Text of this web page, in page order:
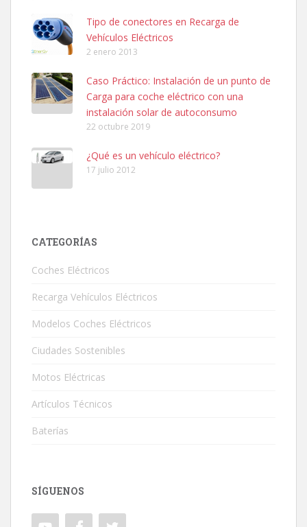
Tipo de conectores en Recarga de
Vehículos Eléctricos
2 enero 2013
Caso Práctico: Instalación de un punto de
Carga para coche eléctrico con una
instalación solar de autoconsumo
22 octubre 2019
¿Qué es un vehículo eléctrico?
17 julio 2012
CATEGORÍAS
Coches Eléctricos
Recarga Vehículos Eléctricos
Modelos Coches Eléctricos
Ciudades Sostenibles
Motos Eléctricas
Artículos Técnicos
Baterías
SÍGUENOS